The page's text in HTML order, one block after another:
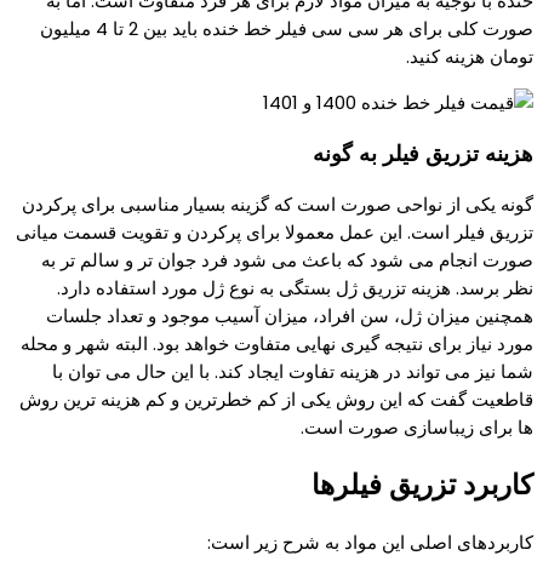
صورت کلی برای هر سی سی فیلر خط خنده باید بین 2 تا 4 میلیون
تومان هزینه کنید.
هزینه تزریق فیلر به گونه
گونه یکی از نواحی صورت است که گزینه بسیار مناسبی برای پرکردن
تزریق فیلر است. این عمل معمولا برای پرکردن و تقویت قسمت میانی
صورت انجام می شود که باعث می شود فرد جوان تر و سالم تر به
نظر برسد. هزینه تزریق ژل بستگی به نوع ژل مورد استفاده دارد.
همچنین میزان ژل، سن افراد، میزان آسیب موجود و تعداد جلسات
مورد نیاز برای نتیجه گیری نهایی متفاوت خواهد بود. البته شهر و محله
شما نیز می تواند در هزینه تفاوت ایجاد کند. با این حال می توان با
قاطعیت گفت که این روش یکی از کم خطرترین و کم هزینه ترین روش
ها برای زیباسازی صورت است.
کاربرد تزریق فیلرها
کاربردهای اصلی این مواد به شرح زیر است: